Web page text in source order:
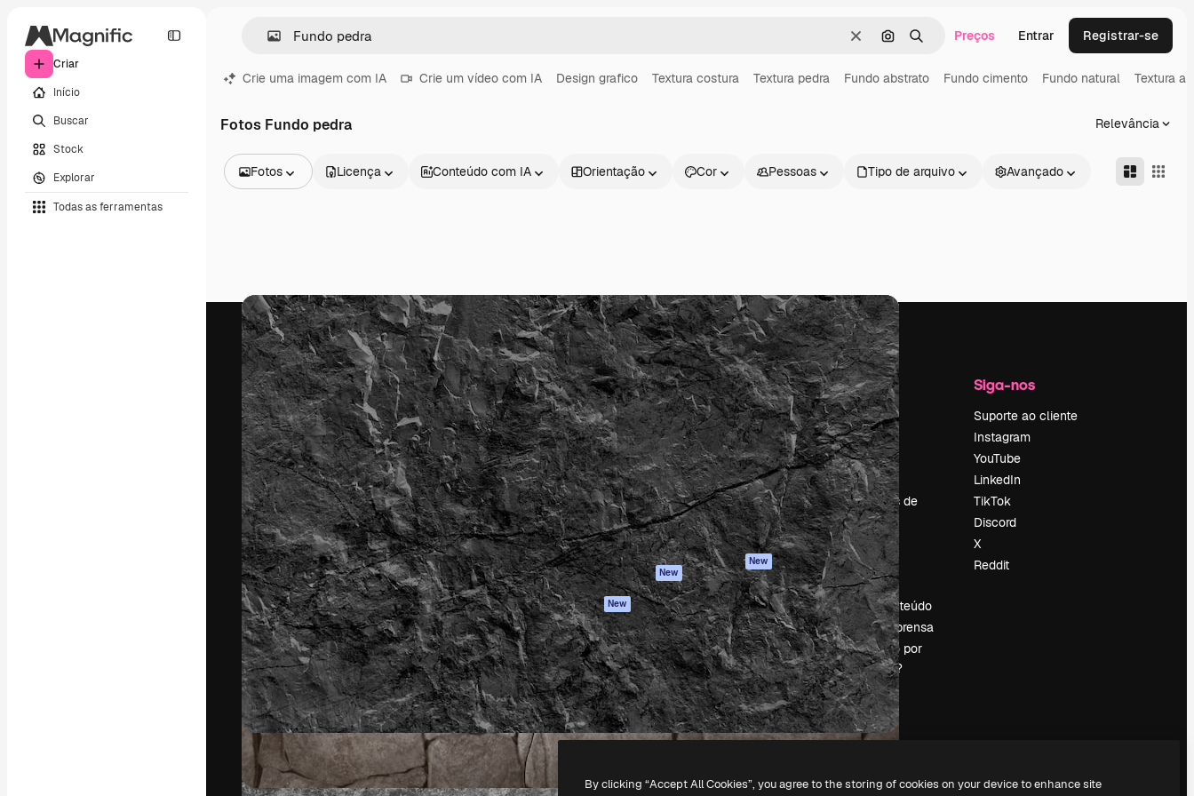
Criar
Início
Buscar
Stock
Explorar
Todas as ferramentas
LimparPesquisar por imagem
BuscarPreços Entrar Registrar-se
Crie uma imagem com IA Crie um vídeo com IA Design grafico Textura costura Textura pedra Fundo abstrato Fundo cimento Fundo natural Textura
Fotos Fundo pedra Relevância
Fotos
Vídeos
Clipes de vídeo
Animações
Modelos de vídeos
Ícones
Modelos 3D
Fontes
Licença Conteúdo com IA Orientação Cor Pessoas Tipo de arquivo Avançado
A plataforma criativa para você direcionar
seu melhor trabalho. Mais de 1 milhão de
assinantes entre criativos, empresas,
agências e estúdios.
Português
Produtos
Spaces
Assistente de IA
Gerador de
imagens
Gerador de vídeos
Texto para voz
Conteúdo de stock
MCP para
Claude/ChatGPT
New
Agentes New
API
App móvel
Todas as
ferramentas
Começar
Academy
Documentação
Atendimento
Termos e
condições
Política de
privacidade
Originais New
Política de cookies
Central de
confiabilidade
Afiliados
Empresas
Empresa
Preços
Sobre nós
Reviews
Emprego
Tendências de
pesquisa
Blog
Eventos
Slidesgo
Vender conteúdo
Sala de imprensa
Procurando por
magnific.ai?
Siga-nos
Suporte ao cliente
Instagram
YouTube
LinkedIn
TikTok
Discord
X
Reddit
Copyright © 2010- 2026Freepik Company S.L.U. Todos os direitos reservados.
By clicking “Accept All Cookies”, you agree to the storing of cookies on your device to enhance site